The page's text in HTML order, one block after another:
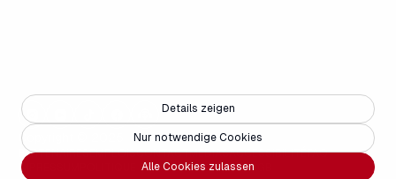
Alle Cookies zulassen
Nur notwendige Cookies
Details zeigen
Copyright © 2025 - Weisse Arena Gruppe
PARTENAIRESEMPLOISCONTACTMÉDIASACCESSIBILITÉFAQ
IMPRESSUM
POLITIQUE DE CONFIDENTIALITÉAGB